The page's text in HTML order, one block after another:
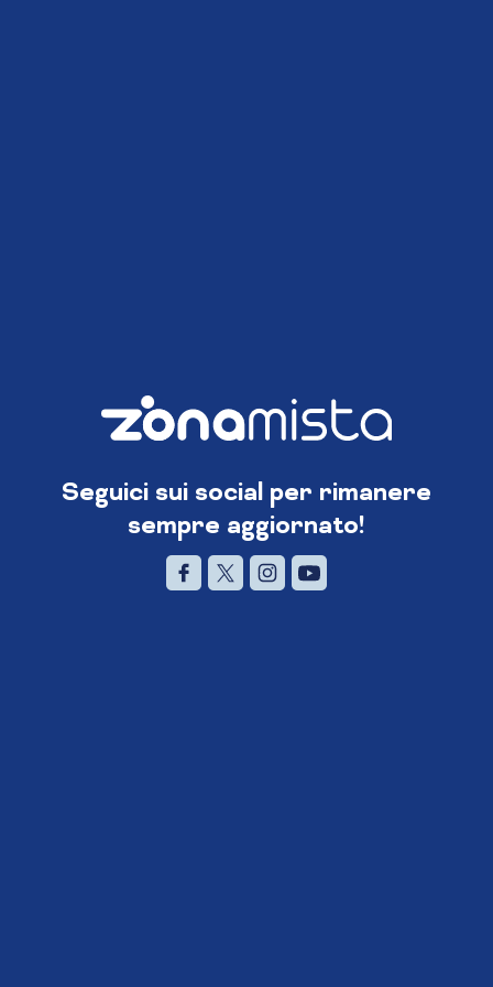
Seguici sui social per rimanere
sempre aggiornato!